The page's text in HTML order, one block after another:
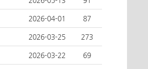
2026-04-01 87
2026-03-25 273
2026-03-22 69